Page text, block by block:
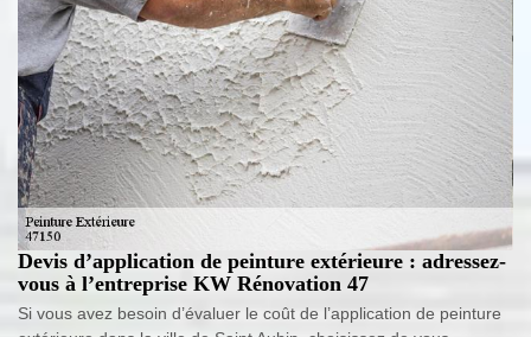
Devis d’application de peinture extérieure : adressez-
vous à l’entreprise KW Rénovation 47
Si vous avez besoin d’évaluer le coût de l’application de peinture